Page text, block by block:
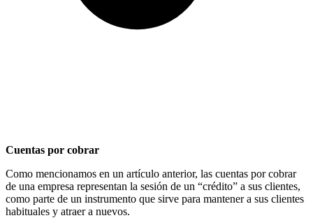
Cuentas por cobrar
Como mencionamos en un artículo anterior, las cuentas por cobrar
de una empresa representan la sesión de un “crédito” a sus clientes,
como parte de un instrumento que sirve para mantener a sus clientes
habituales y atraer a nuevos.